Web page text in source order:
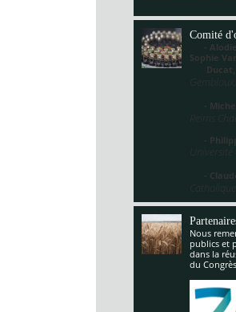
Comité
- Alodie
Sophie
-
Reims
-
-
Nous
publics et
dans la
du